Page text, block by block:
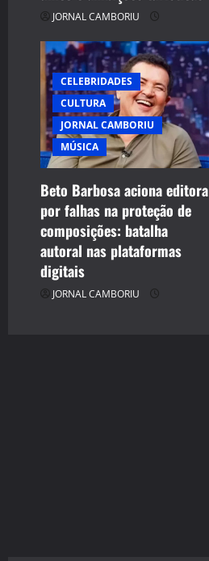
JORNAL CAMBORIU
CELEBRIDADES
CULTURA
JORNAL CAMBORIU
MÚSICA
Beto Barbosa aciona editora
por falhas na proteção de
composições: batalha
autoral nas plataformas
digitais
JORNAL CAMBORIU